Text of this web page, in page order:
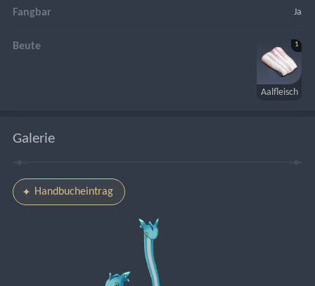
Fangbar Ja
Beute 1
Aalfleisch
Galerie
Handbucheintrag